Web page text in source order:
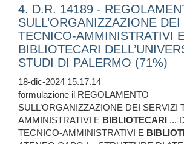
4. D.R. 14189 -
SULL’ORGANIZZAZIONE
TECNICO-AMMINISTRATIVI
BIBLIOTECARI
STUDI DI PALERMO (71%)
18-dic-2024 15.17.14
formulazione il REGOLAMENTO
SULL’ORGANIZZAZIONE DEI SERVIZI
AMMINISTRATIVI E BIBLIOTECARI ...
TECNICO-AMMINISTRATIVI E